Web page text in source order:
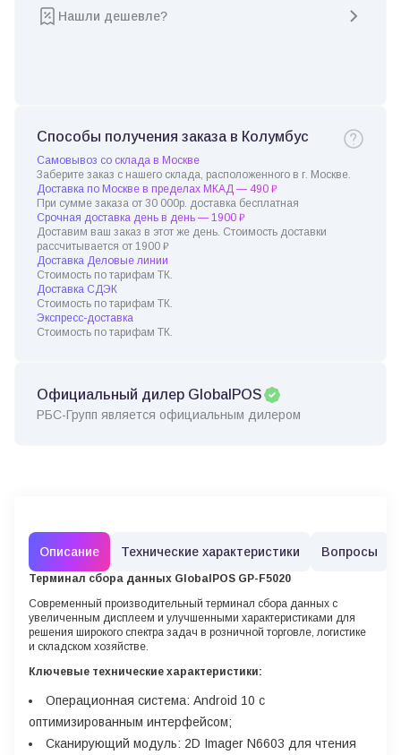
Нашли дешевле?
Способы получения заказа в Колумбус
Самовывоз со склада в Москве
Заберите заказ с нашего склада, расположенного в г. Москве.
Доставка по Москве в пределах МКАД — 490 ₽
При сумме заказа от 30 000р. доставка бесплатная
Срочная доставка день в день — 1900 ₽
Доставим ваш заказ в этот же день. Стоимость доставки
рассчитывается от 1900 ₽
Доставка Деловые линии
Стоимость по тарифам ТК.
Доставка СДЭК
Стоимость по тарифам ТК.
Экспресс-доставка
Стоимость по тарифам ТК.
Официальный дилер GlobalPOS
РБС-Групп является официальным дилером
Описание Технические характеристики Вопросы
Терминал сбора данных GlobalPOS GP-F5020
Современный производительный терминал сбора данных с
увеличенным дисплеем и улучшенными характеристиками для
решения широкого спектра задач в розничной торговле, логистике
и складском хозяйстве.
Ключевые технические характеристики:
Операционная система: Android 10 с
оптимизированным интерфейсом;
Сканирующий модуль: 2D Imager N6603 для чтения